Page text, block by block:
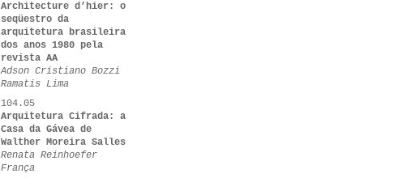
Architecture d’hier: o
seqüestro da
arquitetura brasileira
dos anos 1980 pela
revista AA
Adson Cristiano Bozzi
Ramatis Lima
104.05
Arquitetura Cifrada: a
Casa da Gávea de
Walther Moreira Salles
Renata Reinhoefer
França